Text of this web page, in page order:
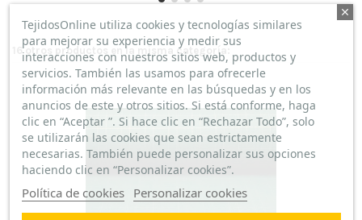
16 otros productos en la misma categoría:
TejidosOnline utiliza cookies y tecnologías similares
para mejorar su experiencia y medir sus
interacciones con nuestros sitios web, productos y
servicios. También las usamos para ofrecerle
información más relevante en las búsquedas y en los
anuncios de este y otros sitios. Si está conforme, haga
clic en “Aceptar ”. Si hace clic en “Rechazar Todo”, solo
se utilizarán las cookies que sean estrictamente
necesarias. También puede personalizar sus opciones
haciendo clic en “Personalizar cookies”.
Política de cookies Personalizar cookies